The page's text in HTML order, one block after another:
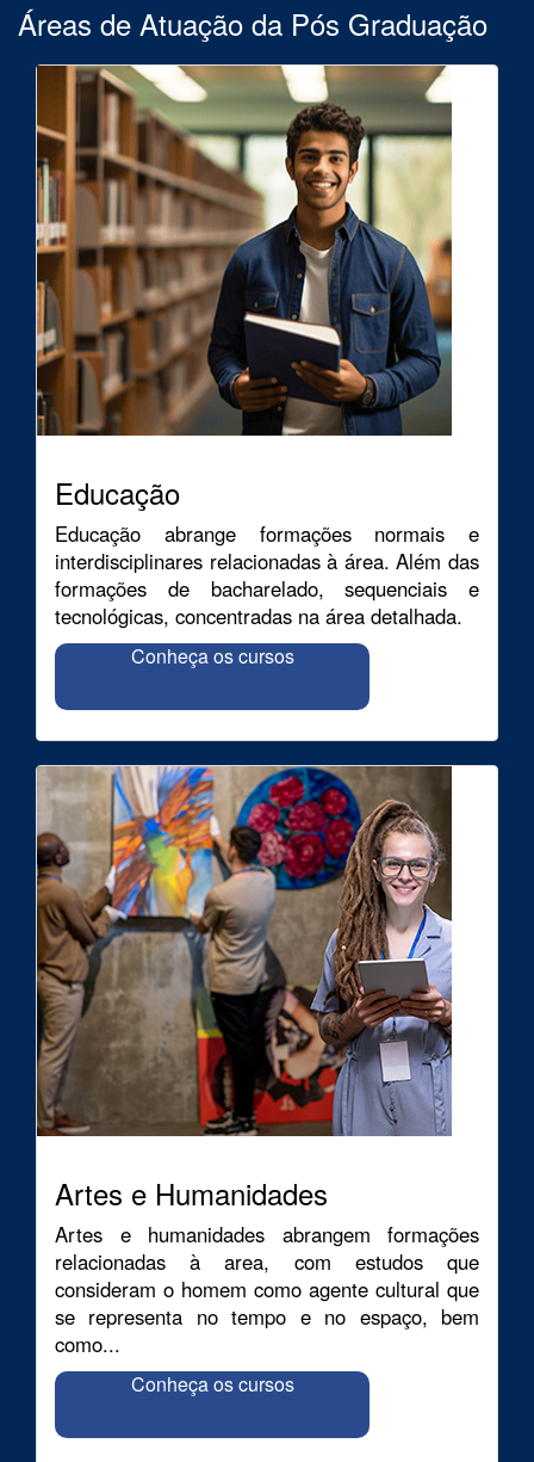
Áreas de Atuação da Pós Graduação
Educação
Educação abrange formações normais e
interdisciplinares relacionadas à área. Além das
formações de bacharelado, sequenciais e
tecnológicas, concentradas na área detalhada.
Conheça os cursos
Artes e Humanidades
Artes e humanidades abrangem formações
relacionadas à area, com estudos que
consideram o homem como agente cultural que
se representa no tempo e no espaço, bem
como...
Conheça os cursos